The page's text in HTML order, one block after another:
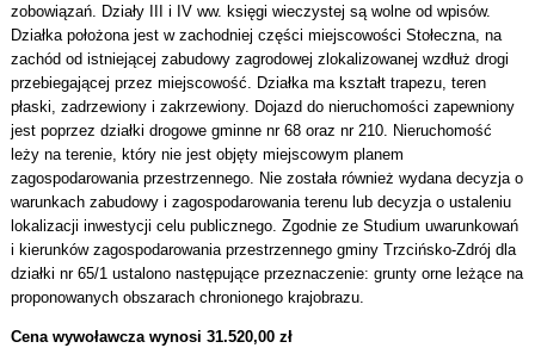
zobowiązań. Działy III i IV ww. księgi wieczystej są wolne od wpisów.
Działka położona jest w zachodniej części miejscowości Stołeczna, na
zachód od istniejącej zabudowy zagrodowej zlokalizowanej wzdłuż drogi
przebiegającej przez miejscowość. Działka ma kształt trapezu, teren
płaski, zadrzewiony i zakrzewiony. Dojazd do nieruchomości zapewniony
jest poprzez działki drogowe gminne nr 68 oraz nr 210. Nieruchomość
leży na terenie, który nie jest objęty miejscowym planem
zagospodarowania przestrzennego. Nie została również wydana decyzja o
warunkach zabudowy i zagospodarowania terenu lub decyzja o ustaleniu
lokalizacji inwestycji celu publicznego. Zgodnie ze Studium uwarunkowań
i kierunków zagospodarowania przestrzennego gminy Trzcińsko-Zdrój dla
działki nr 65/1 ustalono następujące przeznaczenie: grunty orne leżące na
proponowanych obszarach chronionego krajobrazu.
Cena wywoławcza wynosi 31.520,00 zł